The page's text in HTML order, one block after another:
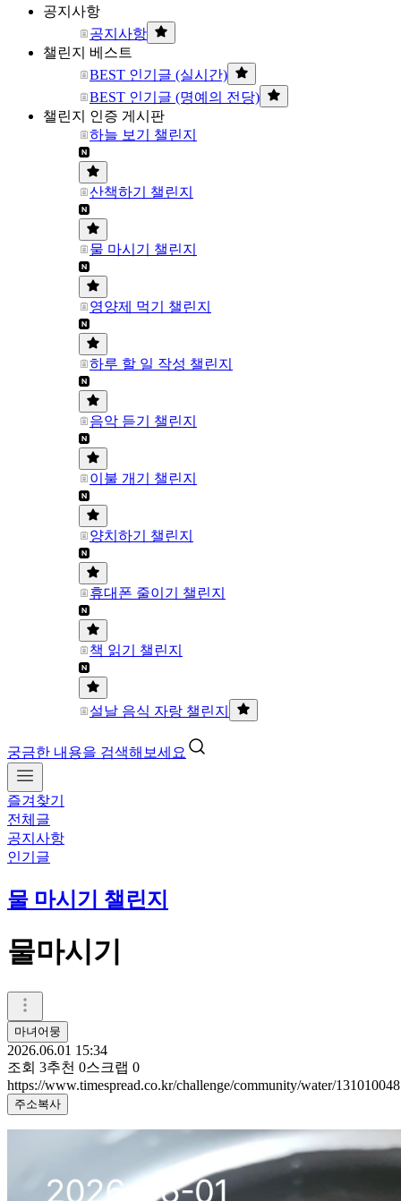
공지사항
공지사항
챌린지 베스트
BEST 인기글 (실시간)
BEST 인기글 (명예의 전당)
챌린지 인증 게시판
하늘 보기 챌린지
산책하기 챌린지
물 마시기 챌린지
영양제 먹기 챌린지
하루 할 일 작성 챌린지
음악 듣기 챌린지
이불 개기 챌린지
양치하기 챌린지
휴대폰 줄이기 챌린지
책 읽기 챌린지
설날 음식 자랑 챌린지
궁금한 내용을 검색해보세요
즐겨찾기
전체글
공지사항
인기글
물 마시기 챌린지
물마시기
마녀어뭉
2026.06.01 15:34
조회 3추천 0스크랩 0
https://www.timespread.co.kr/challenge/community/water/131010048
주소복사